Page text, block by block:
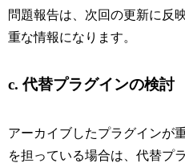
問題報告は、次回の更新に反
重な情報になります。
c. 代替プラグインの検討
アーカイブしたプラグインが
を担っている場合は、代替プ